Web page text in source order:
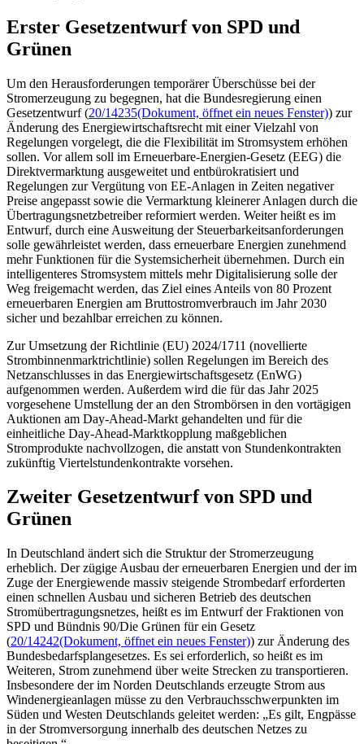
Erster Gesetzentwurf von SPD und
Grünen
Um den Herausforderungen temporärer Überschüsse bei der
Stromerzeugung zu begegnen, hat die Bundesregierung einen
Gesetzentwurf (20/14235(Dokument, öffnet ein neues Fenster)) zur
Änderung des Energiewirtschaftsrecht mit einer Vielzahl von
Regelungen vorgelegt, die die Flexibilität im Stromsystem erhöhen
sollen. Vor allem soll im Erneuerbare-Energien-Gesetz (EEG) die
Direktvermarktung ausgeweitet und entbürokratisiert und
Regelungen zur Vergütung von EE-Anlagen in Zeiten negativer
Preise angepasst sowie die Vermarktung kleinerer Anlagen durch die
Übertragungsnetzbetreiber reformiert werden. Weiter heißt es im
Entwurf, durch eine Ausweitung der Steuerbarkeitsanforderungen
solle gewährleistet werden, dass erneuerbare Energien zunehmend
mehr Funktionen für die Systemsicherheit übernehmen. Durch ein
intelligenteres Stromsystem mittels mehr Digitalisierung solle der
Weg freigemacht werden, das Ziel eines Anteils von 80 Prozent
erneuerbaren Energien am Bruttostromverbrauch im Jahr 2030
sicher und bezahlbar erreichen zu können.
Zur Umsetzung der Richtlinie (EU) 2024/1711 (novellierte
Strombinnenmarktrichtlinie) sollen Regelungen im Bereich des
Netzanschlusses in das Energiewirtschaftsgesetz (EnWG)
aufgenommen werden. Außerdem wird die für das Jahr 2025
vorgesehene Umstellung der an den Strombörsen in den vortägigen
Auktionen am Day-Ahead-Markt gehandelten und für die
einheitliche Day-Ahead-Marktkopplung maßgeblichen
Stromprodukte nachvollzogen, die anstatt von Stundenkontrakten
zukünftig Viertelstundenkontrakte vorsehen.
Zweiter Gesetzentwurf von SPD und
Grünen
In Deutschland ändert sich die Struktur der Stromerzeugung
erheblich. Der zügige Ausbau der erneuerbaren Energien und der im
Zuge der Energiewende massiv steigende Strombedarf erforderten
einen schnellen Ausbau und sicheren Betrieb des deutschen
Stromübertragungsnetzes, heißt es im Entwurf der Fraktionen von
SPD und Bündnis 90/Die Grünen für ein Gesetz
(20/14242(Dokument, öffnet ein neues Fenster)) zur Änderung des
Bundesbedarfsplangesetzes. Es sei erforderlich, so heißt es im
Weiteren, Strom zunehmend über weite Strecken zu transportieren.
Insbesondere der im Norden Deutschlands erzeugte Strom aus
Windenergieanlagen müsse zu den Verbrauchsschwerpunkten im
Süden und Westen Deutschlands geleitet werden: „Es gilt, Engpässe
in der Stromversorgung innerhalb des deutschen Netzes zu